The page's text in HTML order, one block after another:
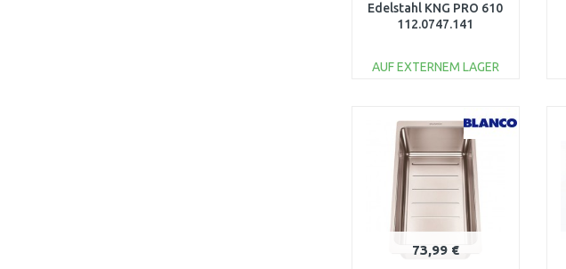
Edelstahl KNG PRO 610
112.0747.141
AUF EXTERNEM LAGER
Vergleichen
73,99 €